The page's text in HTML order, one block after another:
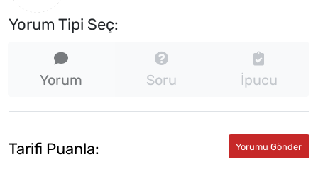
Yorum Tipi Seç:
Yorum Soru İpucu
Tarifi Puanla: